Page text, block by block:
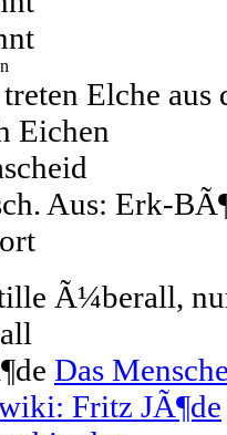
Elche
Eichen
Aus: Erk-
Ã¼berall,
Das
Fritz JÃ¶de